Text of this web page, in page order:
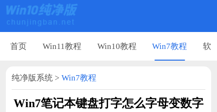
首页 Win11教程 Win10教程 Win7教程 软
纯净版系统 > Win7教程
Win7笔记本键盘打字怎么字母变数字